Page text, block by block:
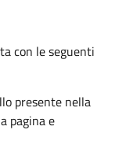
con le seguenti
presente nella
pagina e